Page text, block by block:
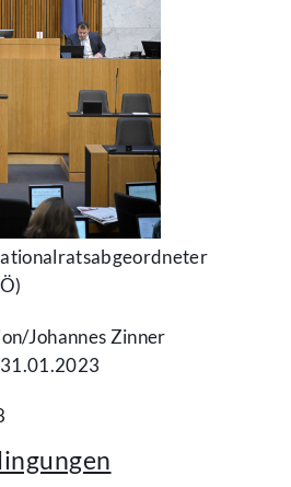
​Johannes Zinner